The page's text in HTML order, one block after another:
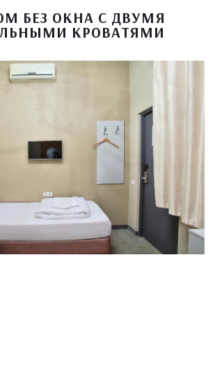
БЕЗ ОКНА С ДВУМЯ
КРОВАТЯМИ